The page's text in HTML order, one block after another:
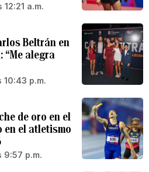
a.m.
Beltrán en
“Me alegra
p.m.
de oro en el
en el atletismo
9:57 p.m.